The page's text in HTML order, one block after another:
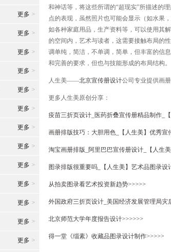
更多 >
更多 >
更多 >
更多 >
更多 >
更多 >
更多 >
更多 >
更多 >
更多 >
更多 >
更多 >
更多 >
和神话等，将这些所谓的“超现实”所描述的
点的表现，虽然照片也可能会显示（如水果
如各种家庭用品，生产资料等，可以使用其
的空间内，艺术与读者，这需要接触布局的
调单纯，简洁，不单调，简单，但丰富的信
和完善的要求，但也与技能形成的布局结构。
人生美——北京宣传册设计公司专业提供画
更多人生美原创分享：
疫苗三折页设计_医药折叠宣传册精品制作_
画册排版技巧：大胆用色_【人生美】优秀宣
淘宝画册排版_阿里巴巴宣传册设计_【人生
图录排版很重要吗_【人生美】艺术品图录设
从拍卖图录看艺术投资新趋势>>>>>
外国政府三折页设计_美国经济发展管理局灾
北京师范大学年度报告设计>>>>>>
得一堂《缁素》收藏品图录设计制作>>>>>